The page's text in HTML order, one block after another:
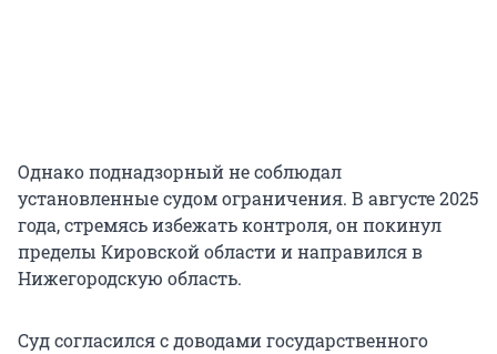
Однако поднадзорный не соблюдал
установленные судом ограничения. В августе 2025
года, стремясь избежать контроля, он покинул
пределы Кировской области и направился в
Нижегородскую область.
Суд согласился с доводами государственного